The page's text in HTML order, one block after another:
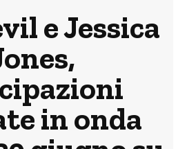
e Jessica
in onda